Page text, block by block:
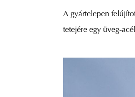
A gyártelepen
tetejére egy üveg-